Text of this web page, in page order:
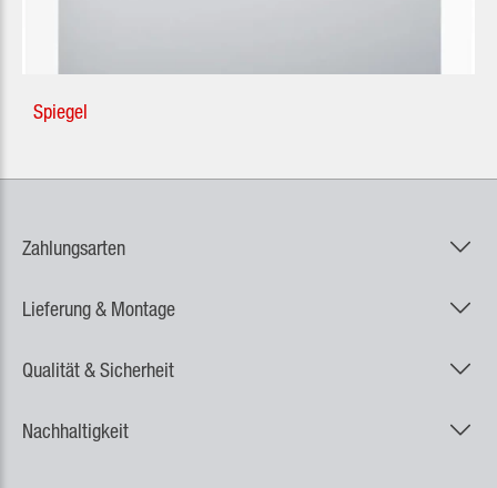
Spiegel
Zahlungsarten
Lieferung & Montage
Qualität & Sicherheit
Nachhaltigkeit